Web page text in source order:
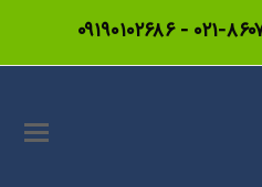
۰۲۱ -۰۹۱۹۰۱۰۲۶۸۶